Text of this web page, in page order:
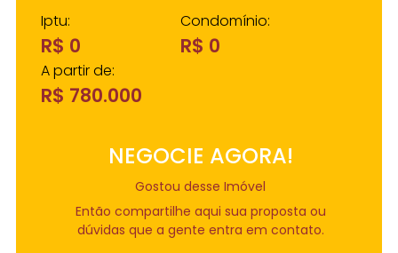
Iptu:
R$ 0
Condomínio:
R$ 0
A partir de:
R$ 780.000
NEGOCIE AGORA!
Gostou desse Imóvel
Então compartilhe aqui sua proposta ou
dúvidas que a gente entra em contato.